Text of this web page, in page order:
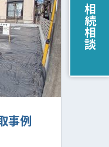
事例
相続相談